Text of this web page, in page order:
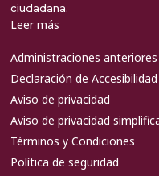
ciudadana.
Leer más
Administraciones anteriores
Declaración de Accesibilidad
Aviso de privacidad
Aviso de privacidad
Términos y Condiciones
Política de seguridad